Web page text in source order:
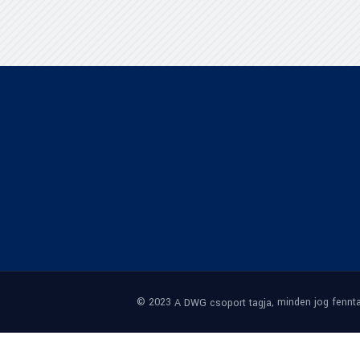
© 2023 A DWG csoport tagja, minden jog